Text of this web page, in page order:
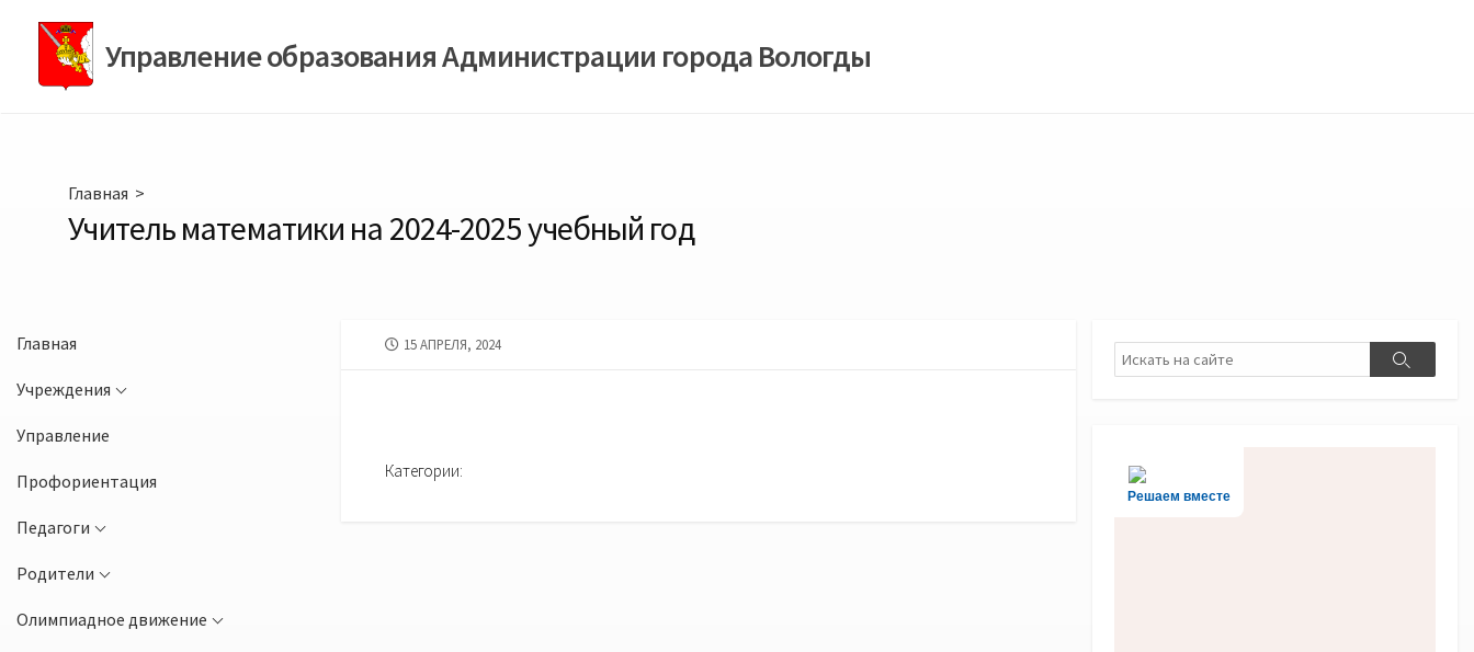
содержимомуУправление образования Администрации города Вологды
Главная >
Учитель математики на 2024-2025 учебный год
Главная
Учреждения
Управление
Профориентация
Педагоги
Родители
Олимпиадное движение
ДАТА
15 АПРЕЛЯ, 2024
Категории:
Поиск
Поиск
Решаем вместе